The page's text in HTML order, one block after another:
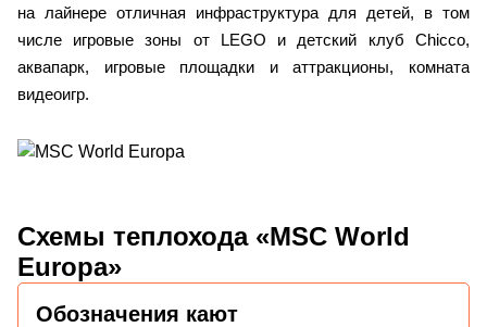
на лайнере отличная инфраструктура для детей, в том
числе игровые зоны от LEGO и детский клуб Chicco,
аквапарк, игровые площадки и аттракционы, комната
видеоигр.
Схемы теплохода «MSC World
Europa»
Обозначения кают